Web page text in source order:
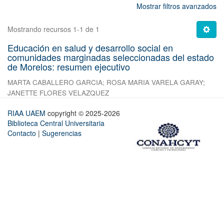
Mostrar filtros avanzados
Mostrando recursos 1-1 de 1
Educación en salud y desarrollo social en
comunidades marginadas seleccionadas del estado
de Morelos: resumen ejecutivo
MARTA CABALLERO GARCIA; ROSA MARIA VARELA GARAY;
JANETTE FLORES VELAZQUEZ
RIAA UAEM copyright © 2025-2026
Biblioteca Central Universitaria
Contacto | Sugerencias